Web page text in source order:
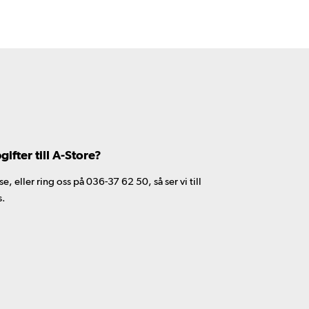
till A-Store?
eller ring oss på 036-37 62 50, så ser vi till